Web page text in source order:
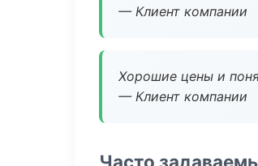
— Клиент компании
Хорошие цены и
— Клиент компании
Часто